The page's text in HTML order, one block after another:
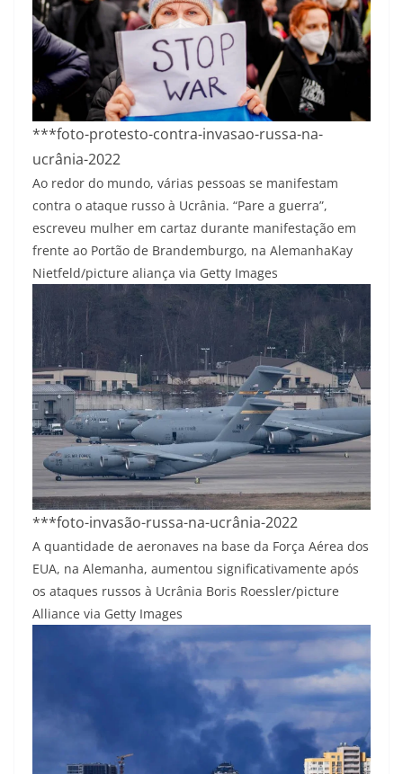
***foto-protesto-contra-invasao-russa-na-
ucrânia-2022
Ao redor do mundo, várias pessoas se manifestam
contra o ataque russo à Ucrânia. “Pare a guerra”,
escreveu mulher em cartaz durante manifestação em
frente ao Portão de Brandemburgo, na AlemanhaKay
Nietfeld/picture aliança via Getty Images
***foto-invasão-russa-na-ucrânia-2022
A quantidade de aeronaves na base da Força Aérea dos
EUA, na Alemanha, aumentou significativamente após
os ataques russos à Ucrânia Boris Roessler/picture
Alliance via Getty Images